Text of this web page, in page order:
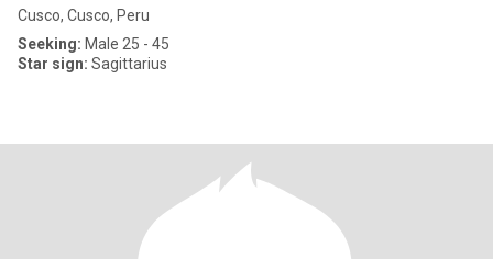
Cusco, Cusco, Peru
Seeking: Male 25 - 45
Star sign: Sagittarius